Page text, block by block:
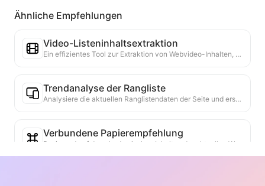
Ähnliche Empfehlungen
Video-Listeninhaltsextraktion
Ein effizientes Tool zur Extraktion von Webvideo-Inhalten, das Webseiten schnell scannen und Videoinformationen in einer strukturierten Markdown-Tabelle organisieren kann.
Trendanalyse der Rangliste
Analysiere die aktuellen Ranglistendaten der Seite und erstelle einen Trendbericht. Identifiziere beliebte Kategorien, schnell wachsende Produkttypen und aufkommende Technologien. Biete sofortige Markteinblicke, um die neuesten Produkttrends und Marktbewegungen zu verstehen.
Verbundene Papierempfehlung
Basierend auf den akademischen Inhalten der aktuellen Webseite werden hochgradig verwandte andere Arbeiten und Forschungen intelligent empfohlen. Fortgeschrittene Algorithmen analysieren die thematische Ähnlichkeit und die Forschungsmethoden, um den Nutzern zu helfen, ihre Lektüre zu erweitern und ein tieferes Verständnis der akademischen Fragen zu erlangen, die auf der Webseite diskutiert werden.